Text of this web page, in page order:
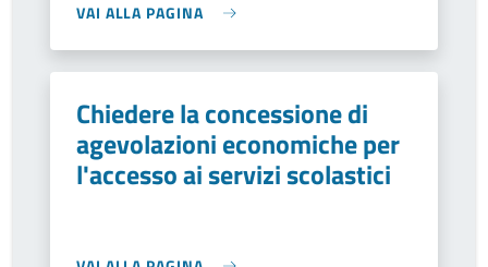
VAI ALLA PAGINA
Chiedere la concessione di
agevolazioni economiche per
l'accesso ai servizi scolastici